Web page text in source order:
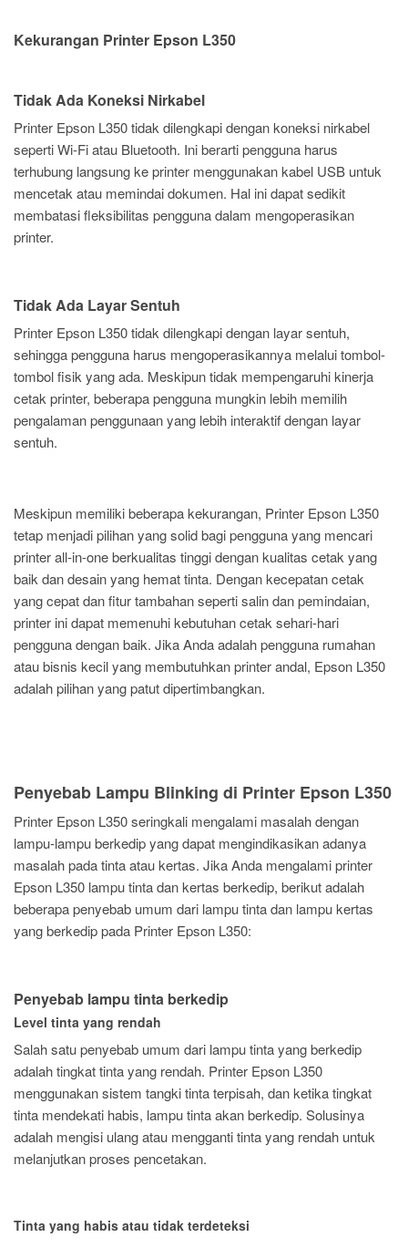
Kekurangan Printer Epson L350
Tidak Ada Koneksi Nirkabel
Printer Epson L350 tidak dilengkapi dengan koneksi nirkabel
seperti Wi-Fi atau Bluetooth. Ini berarti pengguna harus
terhubung langsung ke printer menggunakan kabel USB untuk
mencetak atau memindai dokumen. Hal ini dapat sedikit
membatasi fleksibilitas pengguna dalam mengoperasikan
printer.
Tidak Ada Layar Sentuh
Printer Epson L350 tidak dilengkapi dengan layar sentuh,
sehingga pengguna harus mengoperasikannya melalui tombol-
tombol fisik yang ada. Meskipun tidak mempengaruhi kinerja
cetak printer, beberapa pengguna mungkin lebih memilih
pengalaman penggunaan yang lebih interaktif dengan layar
sentuh.
Meskipun memiliki beberapa kekurangan, Printer Epson L350
tetap menjadi pilihan yang solid bagi pengguna yang mencari
printer all-in-one berkualitas tinggi dengan kualitas cetak yang
baik dan desain yang hemat tinta. Dengan kecepatan cetak
yang cepat dan fitur tambahan seperti salin dan pemindaian,
printer ini dapat memenuhi kebutuhan cetak sehari-hari
pengguna dengan baik. Jika Anda adalah pengguna rumahan
atau bisnis kecil yang membutuhkan printer andal, Epson L350
adalah pilihan yang patut dipertimbangkan.
Penyebab Lampu Blinking di Printer Epson L350
Printer Epson L350 seringkali mengalami masalah dengan
lampu-lampu berkedip yang dapat mengindikasikan adanya
masalah pada tinta atau kertas. Jika Anda mengalami printer
Epson L350 lampu tinta dan kertas berkedip, berikut adalah
beberapa penyebab umum dari lampu tinta dan lampu kertas
yang berkedip pada Printer Epson L350:
Penyebab lampu tinta berkedip
Level tinta yang rendah
Salah satu penyebab umum dari lampu tinta yang berkedip
adalah tingkat tinta yang rendah. Printer Epson L350
menggunakan sistem tangki tinta terpisah, dan ketika tingkat
tinta mendekati habis, lampu tinta akan berkedip. Solusinya
adalah mengisi ulang atau mengganti tinta yang rendah untuk
melanjutkan proses pencetakan.
Tinta yang habis atau tidak terdeteksi